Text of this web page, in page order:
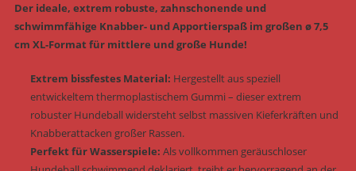
Der ideale, extrem robuste, zahnschonende und
schwimmfähige Knabber- und Apportierspaß im großen ø 7,5
cm XL-Format für mittlere und große Hunde!
Extrem bissfestes Material: Hergestellt aus speziell
entwickeltem thermoplastischem Gummi – dieser extrem
robuster Hundeball widersteht selbst massiven Kieferkräften und
Knabberattacken großer Rassen.
Perfekt für Wasserspiele: Als vollkommen geräuschloser